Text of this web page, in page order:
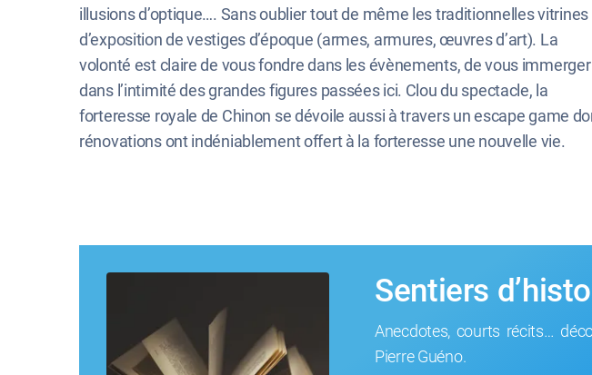
illusions d’optique…. Sans oublier tout de même les traditionnelles vitrines
d’exposition de vestiges d’époque (armes, armures, œuvres d’art). La
volonté est claire de vous fondre dans les évènements, de vous immerger
dans l’intimité des grandes figures passées ici. Clou du spectacle, la
forteresse royale de Chinon se dévoile aussi à travers un escape game
rénovations ont indéniablement offert à la forteresse une nouvelle vie.
Sentiers
Anecdotes, courts récits…
Pierre Guéno.